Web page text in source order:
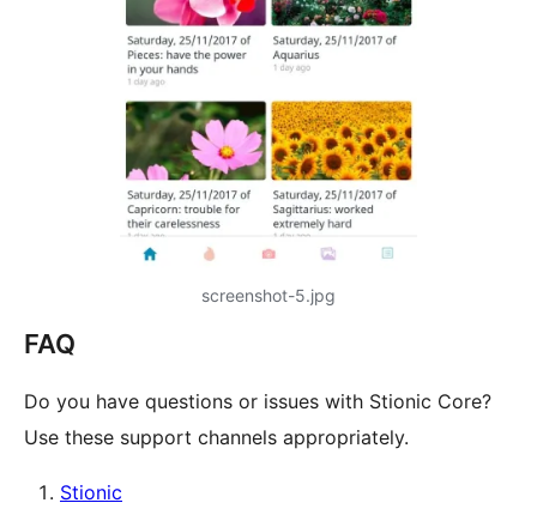
screenshot-5.jpg
FAQ
Do you have questions or issues with Stionic Core?
Use these support channels appropriately.
Stionic